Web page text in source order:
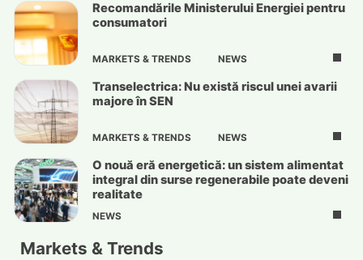
Recomandările Ministerului Energiei pentru
consumatori
MARKETS & TRENDS NEWS
Transelectrica: Nu există riscul unei avarii
majore în SEN
MARKETS & TRENDS NEWS
O nouă eră energetică: un sistem alimentat
integral din surse regenerabile poate deveni
realitate
NEWS
Markets & Trends